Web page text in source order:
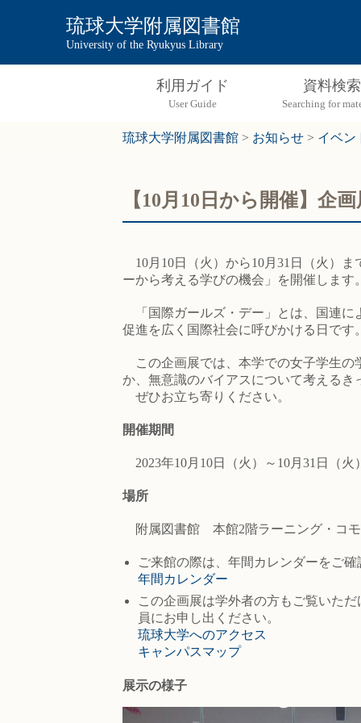
琉球大学附属図書館
University of the Ryukyus Library
利用ガイド 資料検索
琉球大学附属図書館 > お知らせ > イベン
【10月10日から開催】企
10月10日（火）から10月31日（火）
ーから考える学びの機会」を開催します
「国際ガールズ・デー」とは、国連に
促進を広く国際社会に呼びかける日です
この企画展では、本学での女子学生の
か、無意識のバイアスについて考える
ぜひお立ち寄りください。
開催期間
2023年10月10日（火）～10月31日（火
場所
附属図書館 本館2階ラーニング・コ
ご来館の際は、年間カレンダーをご
年間カレンダー
この企画展は学外者の方もご覧いた
員にお申し出ください。
琉球大学へのアクセス
キャンパスマップ
展示の様子